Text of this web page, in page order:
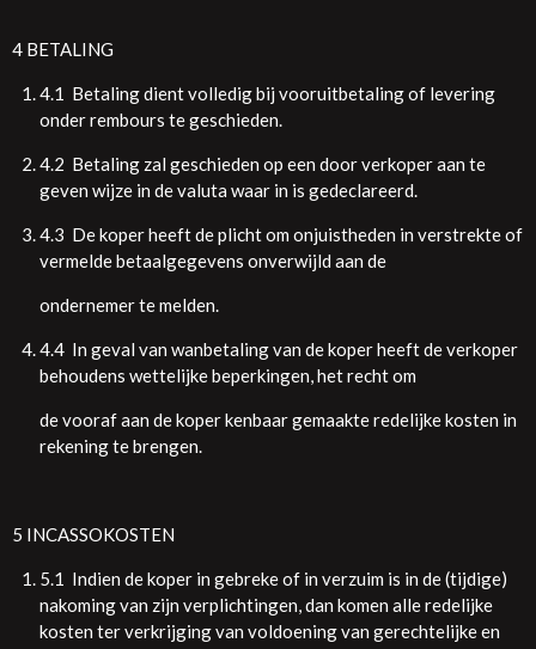
4 BETALING
4.1 Betaling dient volledig bij vooruitbetaling of levering
onder rembours te geschieden.
4.2 Betaling zal geschieden op een door verkoper aan te
geven wijze in de valuta waar in is gedeclareerd.
4.3 De koper heeft de plicht om onjuistheden in verstrekte of
vermelde betaalgegevens onverwijld aan de
ondernemer te melden.
4.4 In geval van wanbetaling van de koper heeft de verkoper
behoudens wettelijke beperkingen, het recht om
de vooraf aan de koper kenbaar gemaakte redelijke kosten in
rekening te brengen.
5 INCASSOKOSTEN
5.1 Indien de koper in gebreke of in verzuim is in de (tijdige)
nakoming van zijn verplichtingen, dan komen alle redelijke
kosten ter verkrijging van voldoening van gerechtelijke en